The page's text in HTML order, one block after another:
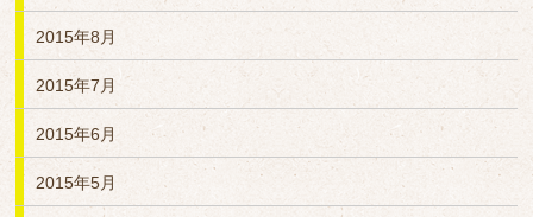
2015年8月
2015年7月
2015年6月
2015年5月